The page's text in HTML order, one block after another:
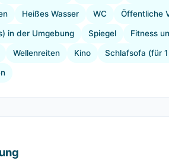
Heißes Wasser WC Öffentliche
in der Umgebung Spiegel Fitness
Wellenreiten Kino Schlafsofa (für 1